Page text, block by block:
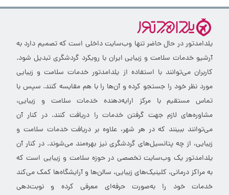
یلدامدتور در حال حاضر تنها وب‌سایت داخلی است که تصمیم دارد به
آرشیو خدمات سلامت و زیبایی ایران با رویکرد گردشگری تبدیل شود.
کاربران می‌توانند با استفاده از یلدامدتور خدمات سلامت و زیبایی
مورد نظر خود را جستجو کرده و آن‌ها را با هم مقایسه کنند. سپس با
تماس مستقیم با مرکز ارایه‌دهنده خدمات سلامت و زیبایی،
مشاوره‌های لازم جهت گرفتن خدمات را دریافت کنند. در کنار آن
می‌توانند ببینند که در هر شهر، علاوه بر دریافت خدمات سلامت و
زیبایی، از چه پتانسیل‌های گردشگری نیز بهره‌مند می‌شوند. در کنار آن
یلدامدتور یک وب‌سایت تخصصی در حوزه سلامت و زیبایی است که
به مراکز درمانی، کلینیک‌های زیبایی، سالن‌ها و آرایشگاه‌ها کمک می‌کند
خدمات خود را به‌صورت حرفه‌ای معرفی کرده و نوبت‌دهی